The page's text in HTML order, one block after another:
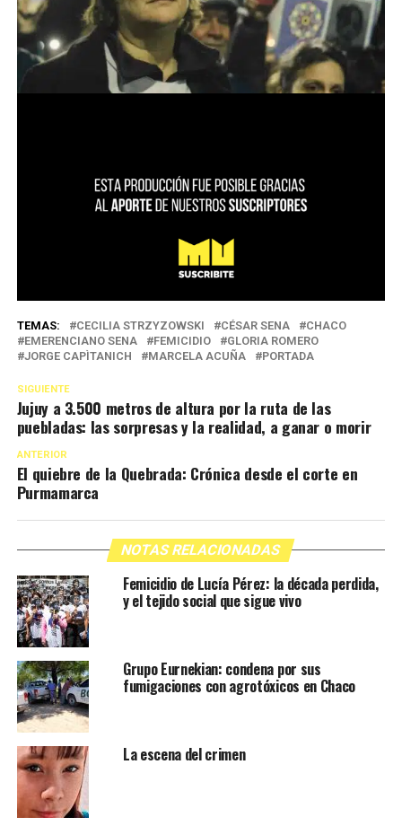
TEMAS: CECILIA STRZYZOWSKI CÉSAR SENA
CHACO
EMERENCIANO SENA
FEMICIDIO
GLORIA ROMERO
JORGE CAPÌTANICH
MARCELA ACUÑA PORTADA
SIGUIENTE
Jujuy a 3.500 metros de altura por la ruta de las
puebladas: las sorpresas y la realidad, a ganar o morir
ANTERIOR
El quiebre de la Quebrada: Crónica desde el corte en
Purmamarca
NOTAS RELACIONADAS
Femicidio de Lucía Pérez: la década perdida,
y el tejido social que sigue vivo
Grupo Eurnekian: condena por sus
fumigaciones con agrotóxicos en Chaco
La escena del crimen